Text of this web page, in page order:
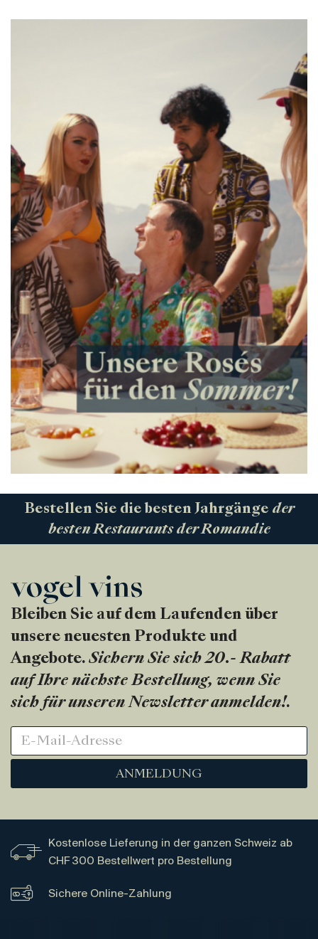
Bestellen Sie die besten Jahrgänge der
besten Restaurants der Romandie
Bleiben Sie auf dem Laufenden über
unsere neuesten Produkte und
Angebote. Sichern Sie sich 20.- Rabatt
auf Ihre nächste Bestellung, wenn Sie
sich für unseren Newsletter anmelden!.
ANMELDUNG
Kostenlose Lieferung in der ganzen Schweiz ab
CHF 300 Bestellwert pro Bestellung
Sichere Online-Zahlung